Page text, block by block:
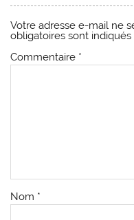
Votre adresse e-mail ne
obligatoires sont indiqués
Commentaire *
Nom *